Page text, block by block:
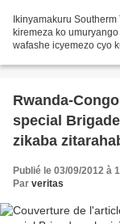
Ikinyamakuru
kiremeza ko
wafashe icyemezo cyo
Rwanda-
special
zikaba
Congo!
Publié le 03/09/2012 à
Par veritas